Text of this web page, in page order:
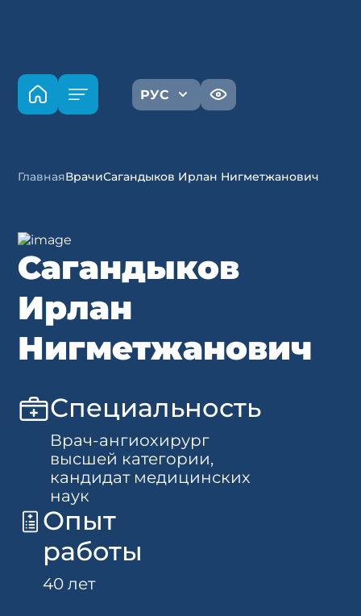
РУС
ГлавнаяВрачиСагандыков Ирлан Нигметжанович
Сагандыков
Ирлан
Нигметжанович
Специальность
Врач-ангиохирург
высшей категории,
кандидат медицинских
наук
Опыт
работы
40 лет